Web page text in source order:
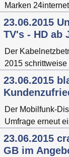
Marken
23.06.2015
TV's - HD ab
Der
2015
23.06.2015
Der Mobilfunk-
Umfrage erneut
23.06.2015
GB im